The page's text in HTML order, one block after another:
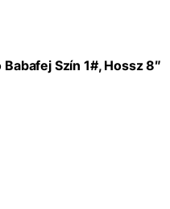
Szín 1#, Hossz 8″